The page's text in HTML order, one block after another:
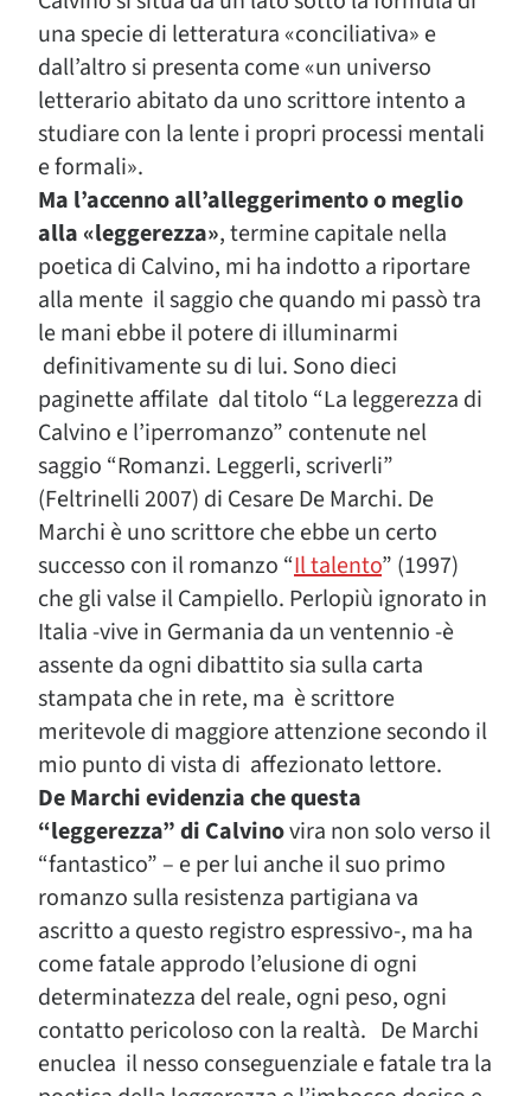
una specie di letteratura «conciliativa» e
dall’altro si presenta come «un universo
letterario abitato da uno scrittore intento a
studiare con la lente i propri processi mentali
e formali».
Ma l’accenno all’alleggerimento o meglio
alla «leggerezza», termine capitale nella
poetica di Calvino, mi ha indotto a riportare
alla mente il saggio che quando mi passò tra
le mani ebbe il potere di illuminarmi
definitivamente su di lui. Sono dieci
paginette affilate dal titolo “La leggerezza di
Calvino e l’iperromanzo” contenute nel
saggio “Romanzi. Leggerli, scriverli”
(Feltrinelli 2007) di Cesare De Marchi. De
Marchi è uno scrittore che ebbe un certo
successo con il romanzo “Il talento” (1997)
che gli valse il Campiello. Perlopiù ignorato in
Italia -vive in Germania da un ventennio -è
assente da ogni dibattito sia sulla carta
stampata che in rete, ma è scrittore
meritevole di maggiore attenzione secondo il
mio punto di vista di affezionato lettore.
De Marchi evidenzia che questa
“leggerezza” di Calvinovira non solo verso il
“fantastico” – e per lui anche il suo primo
romanzo sulla resistenza partigiana va
ascritto a questo registro espressivo-, ma ha
come fatale approdo l’elusione di ogni
determinatezza del reale, ogni peso, ogni
contatto pericoloso con la realtà. De Marchi
enuclea il nesso conseguenziale e fatale tra la